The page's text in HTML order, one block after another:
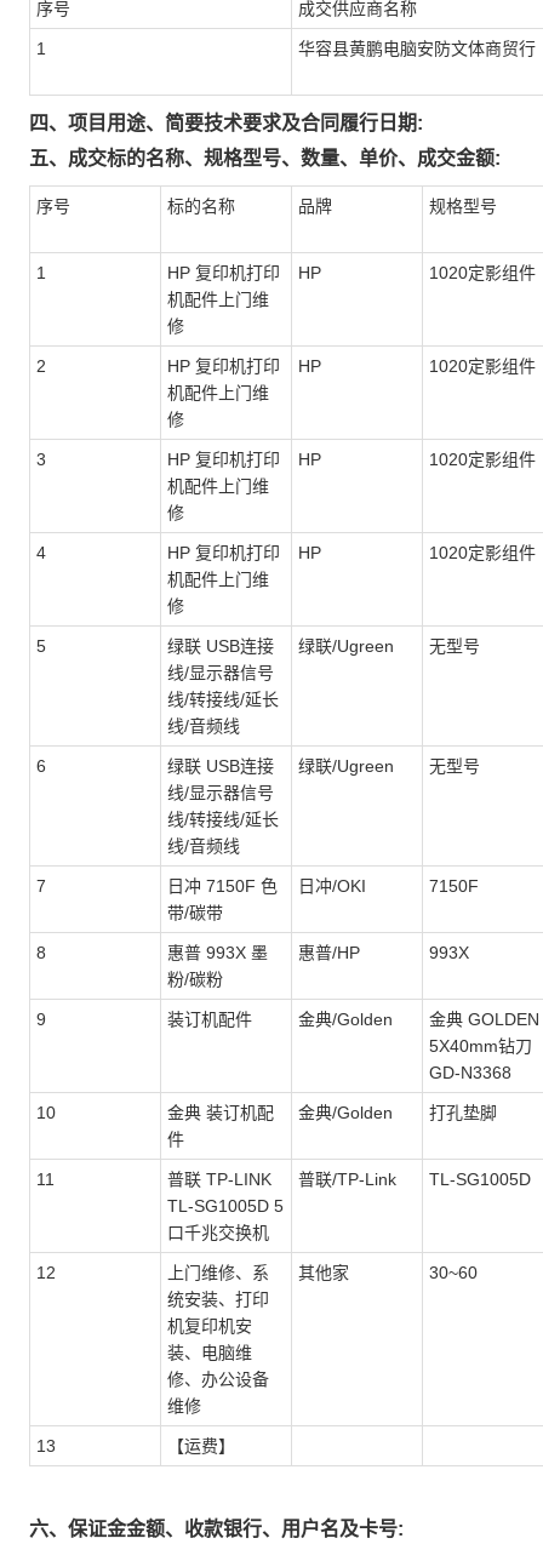
序号 成交供应商名称
1 华容县黄鹏电脑安防文体商贸行
四、项目用途、简要技术要求及合同履行日期:
五、成交标的名称、规格型号、数量、单价、成交金额:
序号 标的名称 品牌 规格型号
1
HP 复印机打印
机配件上门维
修
HP 1020定影组件
2
HP 复印机打印
机配件上门维
修
HP 1020定影组件
3
HP 复印机打印
机配件上门维
修
HP 1020定影组件
4
HP 复印机打印
机配件上门维
修
HP 1020定影组件
5
绿联 USB连接
线/显示器信号
线/转接线/延长
线/音频线
绿联/Ugreen 无型号
6
绿联 USB连接
线/显示器信号
线/转接线/延长
线/音频线
绿联/Ugreen 无型号
7
日冲 7150F 色
带/碳带
日冲/OKI 7150F
8
惠普 993X 墨
粉/碳粉
惠普/HP 993X
9 装订机配件 金典/Golden
金典 GOLDEN
5X40mm钻刀
GD-N3368
10
金典 装订机配
件
金典/Golden 打孔垫脚
11
普联 TP-LINK
TL-SG1005D 5
口千兆交换机
普联/TP-Link TL-SG1005D
12
上门维修、系
统安装、打印
机复印机安
装、电脑维
修、办公设备
维修
其他家 30~60
13 【运费】
六、保证金金额、收款银行、用户名及卡号: